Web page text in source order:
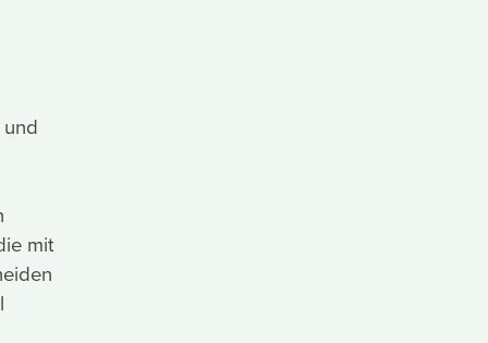
mit